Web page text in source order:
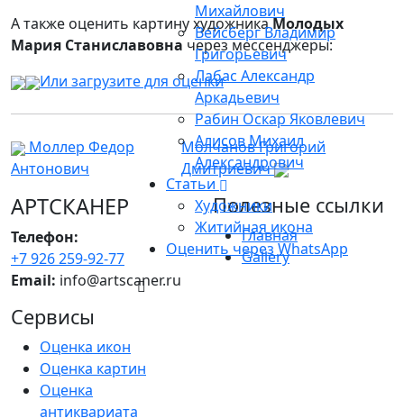
Михайлович
Вейсберг Владимир
Григорьевич
Лабас Александр
Аркадьевич
Рабин Оскар Яковлевич
Алисов Михаил
Александрович
Статьи
Художники
Житийная икона
Оценить через WhatsApp
А также оценить картину художникаМолодых
Мария Станиславовна через мессенджеры:
Или загрузите для оценки
Моллер Федор
Антонович
Молчанов Григорий
Дмитриевич
АРТСКАНЕР
Телефон:
+7 926 259-92-77
Email: info@artscaner.ru
Полезные ссылки
Главная
Gallery
Сервисы
Оценка икон
Оценка картин
Оценка
антиквариата